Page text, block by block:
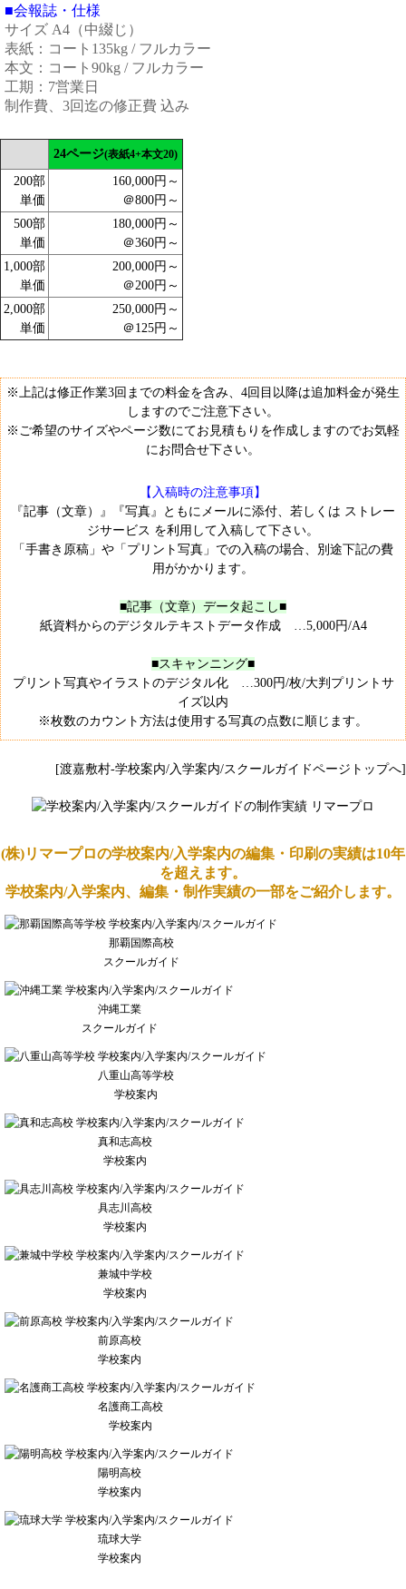
■会報誌・仕様
サイズ A4（中綴じ）
表紙：コート135kg / フルカラー
本文：コート90kg / フルカラー
工期：7営業日
制作費、3回迄の修正費 込み
24ページ(表紙4+本文20)
200部
単価
160,000円～
＠800円～
500部
単価
180,000円～
＠360円～
1,000部
単価
200,000円～
＠200円～
2,000部
単価
250,000円～
＠125円～
※上記は修正作業3回までの料金を含み、4回目以降は追加料金が発生
しますのでご注意下さい。
※ご希望のサイズやページ数にてお見積もりを作成しますのでお気軽
にお問合せ下さい。
【入稿時の注意事項】
『記事（文章）』『写真』ともにメールに添付、若しくは ストレー
ジサービス を利用して入稿して下さい。
「手書き原稿」や「プリント写真」での入稿の場合、別途下記の費
用がかかります。
■記事（文章）データ起こし■
紙資料からのデジタルテキストデータ作成 …5,000円/A4
■スキャンニング■
プリント写真やイラストのデジタル化 …300円/枚/大判プリントサ
イズ以内
※枚数のカウント方法は使用する写真の点数に順じます。
[渡嘉敷村-学校案内/入学案内/スクールガイドページトップへ]
(株)リマープロの学校案内/入学案内の編集・印刷の実績は10年
を超えます。
学校案内/入学案内、編集・制作実績の一部をご紹介します。
那覇国際高校
スクールガイド
沖縄工業
スクールガイド
八重山高等学校
学校案内
真和志高校
学校案内
具志川高校
学校案内
兼城中学校
学校案内
前原高校
学校案内
名護商工高校
学校案内
陽明高校
学校案内
琉球大学
学校案内